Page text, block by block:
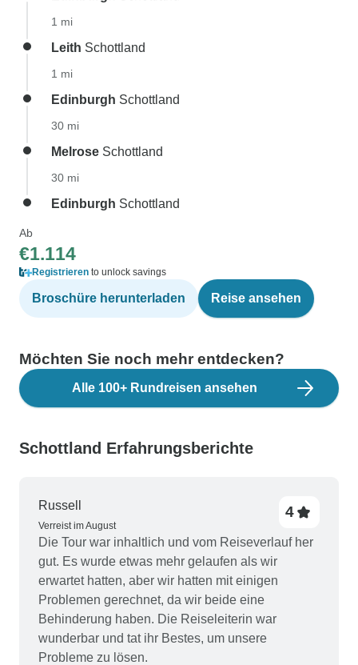
1 mi
Leith Schottland
1 mi
Edinburgh Schottland
30 mi
Melrose Schottland
30 mi
Edinburgh Schottland
Ab
€1.114
Registrieren to unlock savings
Broschüre herunterladen Reise ansehen
Möchten Sie noch mehr entdecken?
Alle 100+ Rundreisen ansehen
Schottland Erfahrungsberichte
Russell
Verreist im August
4
Die Tour war inhaltlich und vom Reiseverlauf her
gut. Es wurde etwas mehr gelaufen als wir
erwartet hatten, aber wir hatten mit einigen
Problemen gerechnet, da wir beide eine
Behinderung haben. Die Reiseleiterin war
wunderbar und tat ihr Bestes, um unsere
Probleme zu lösen.